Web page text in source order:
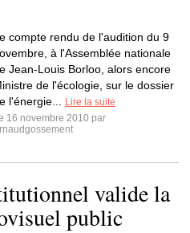
compte rendu de l'audition du 9
à l'Assemblée nationale
Jean-Louis Borloo, alors encore
de l'écologie, sur le dossier
l'énergie...
Lire la suite
16 novembre 2010 par
valide la
public